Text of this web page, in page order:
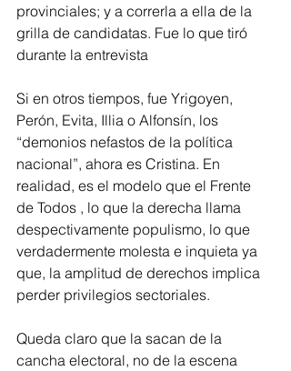
provinciales; y a correrla a ella de la
grilla de candidatas. Fue lo que tiró
durante la entrevista
Si en otros tiempos, fue Yrigoyen,
Perón, Evita, Illia o Alfonsín, los
“demonios nefastos de la política
nacional”, ahora es Cristina. En
realidad, es el modelo que el Frente
de Todos , lo que la derecha llama
despectivamente populismo, lo que
verdadermente molesta e inquieta ya
que, la amplitud de derechos implica
perder privilegios sectoriales.
Queda claro que la sacan de la
cancha electoral, no de la escena